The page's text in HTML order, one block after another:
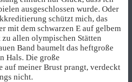
ausgeschlossen wurde. Oder
schützt mich, das
mit dem schwarzen E auf gelbem
allen olympischen Stätten
Band baumelt das heftgroße
Hals. Die große
auf meiner Brust prangt, verdeckt
nicht.